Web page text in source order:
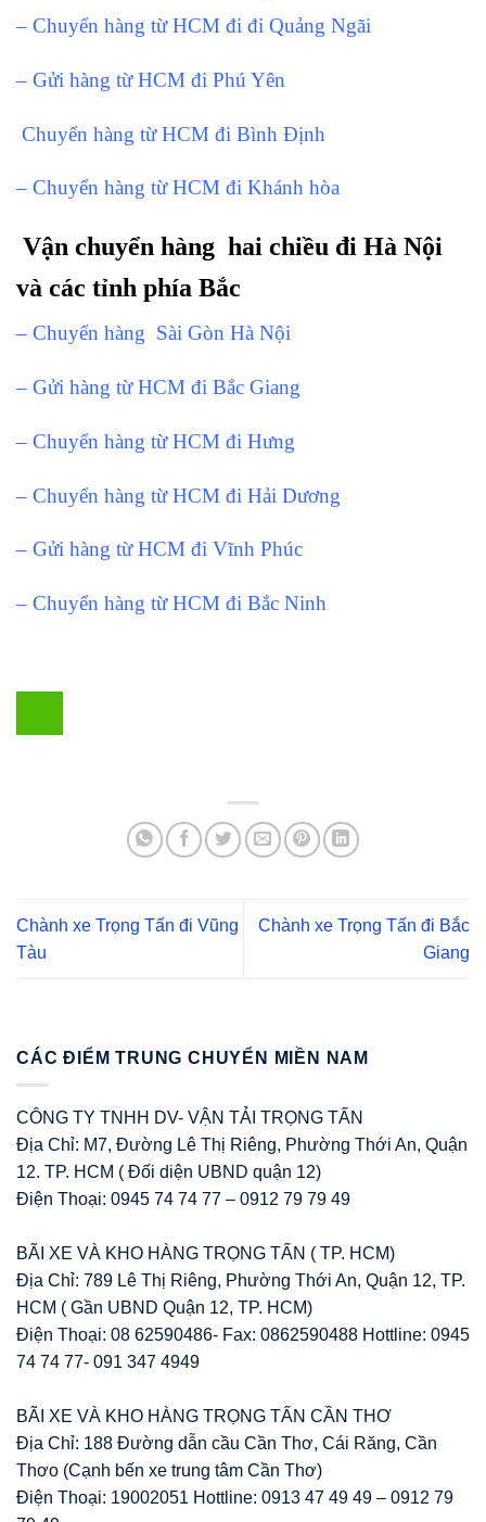
– Chuyển hàng từ HCM đi đi Quảng Ngãi
– Gửi hàng từ HCM đi Phú Yên
Chuyển hàng từ HCM đi Bình Định
– Chuyển hàng từ HCM đi Khánh hòa
Vận chuyển hàng hai chiều đi Hà Nội
và các tỉnh phía Bắc
– Chuyển hàng Sài Gòn Hà Nội
– Gửi hàng từ HCM đi Bắc Giang
– Chuyển hàng từ HCM đi Hưng
– Chuyển hàng từ HCM đi Hải Dương
– Gửi hàng từ HCM đi Vĩnh Phúc
– Chuyển hàng từ HCM đi Bắc Ninh
Chành xe Trọng Tấn đi Vũng
Tàu
Chành xe Trọng Tấn đi Bắc
Giang
CÁC ĐIỂM TRUNG CHUYỂN MIỀN NAM
CÔNG TY TNHH DV- VẬN TẢI TRỌNG TẤN
Địa Chỉ: M7, Đường Lê Thị Riêng, Phường Thới An, Quận
12. TP. HCM ( Đối diện UBND quận 12)
Điện Thoại: 0945 74 74 77 – 0912 79 79 49
BÃI XE VÀ KHO HÀNG TRỌNG TẤN ( TP. HCM)
Địa Chỉ: 789 Lê Thị Riêng, Phường Thới An, Quận 12, TP.
HCM ( Gần UBND Quận 12, TP. HCM)
Điện Thoại: 08 62590486- Fax: 0862590488 Hottline: 0945
74 74 77- 091 347 4949
BÃI XE VÀ KHO HÀNG TRỌNG TẤN CẦN THƠ
Địa Chỉ: 188 Đường dẫn cầu Cần Thơ, Cái Răng, Cần
Thơo (Cạnh bến xe trung tâm Cần Thơ)
Điện Thoại: 19002051 Hottline: 0913 47 49 49 – 0912 79